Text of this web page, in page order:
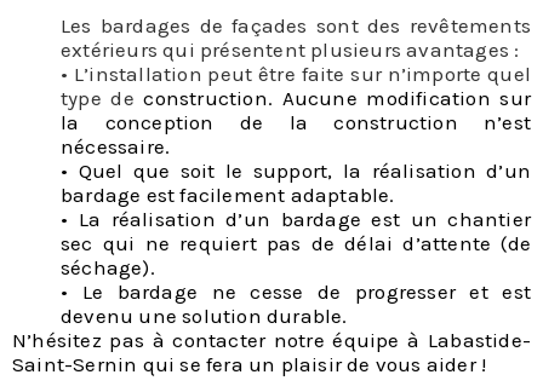
Les bardages de façades sont des revêtements
extérieurs qui présentent plusieurs avantages :
• L’installation peut être faite sur n’importe quel
type de construction. Aucune modification sur
la conception de la construction n’est
nécessaire.
• Quel que soit le support, la réalisation d’un
bardage est facilement adaptable.
• La réalisation d’un bardage est un chantier
sec qui ne requiert pas de délai d’attente (de
séchage).
• Le bardage ne cesse de progresser et est
devenu une solution durable.
N’hésitez pas à contacter notre équipe à Labastide-
Saint-Sernin qui se fera un plaisir de vous aider !